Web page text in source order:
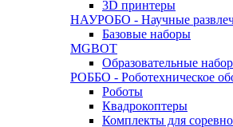
3D принтеры
НАУРОБО - Научные
Базовые наборы
MGBOT
Образовательные
РОББО - Роботехническое
Роботы
Квадрокоптеры
Комплекты для